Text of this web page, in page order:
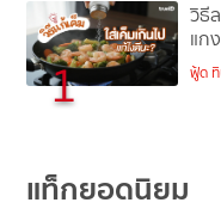
1
วิธี
แก
ฟู้ด
แท็กยอดนิยม